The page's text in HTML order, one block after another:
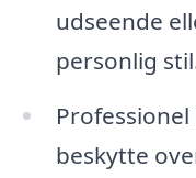
udseende
personlig
beskytte